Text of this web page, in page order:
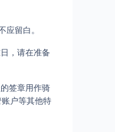
应留白。
，请在准备
签章用作骑
户等其他特